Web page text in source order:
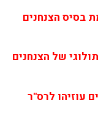
בסיס הצנחנים
של הצנחנים
עוזיהו לרס"ר